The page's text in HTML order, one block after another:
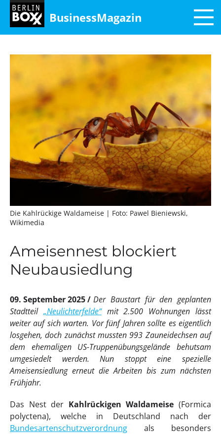
BusinessMagazin
Die Kahlrückige Waldameise | Foto: Pawel Bieniewski,
Wikimedia
Ameisennest blockiert
Neubausiedlung
09. September 2025
Der Baustart für den geplanten
Stadtteil „Neulichterfelde“mit 2.500 Wohnungen lässt
weiter auf sich warten. Vor fünf Jahren sollte es eigentlich
losgehen, doch zunächst mussten 993 Zauneidechsen auf
dem ehemaligen US-Truppenübungsgelände behutsam
umgesiedelt werden. Nun stoppt eine spezielle
Ameisensiedlung erneut die Arbeiten bis zum nächsten
Frühjahr.
Das Nest der Kahlrückigen Waldameise (Formica
polyctena), welche in Deutschland nach der
Bundesartenschutzverordnung als besonders